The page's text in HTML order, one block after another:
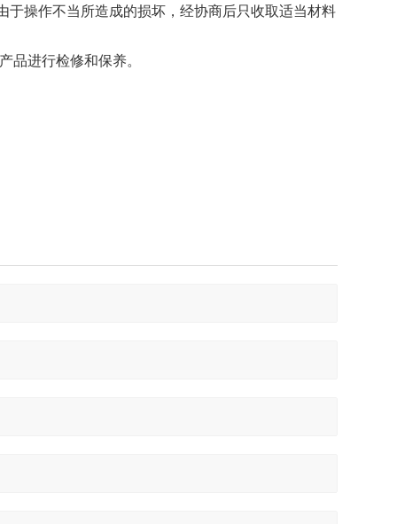
操作不当所造成的损坏，经协商后只收取适当材料
品进行检修和保养。